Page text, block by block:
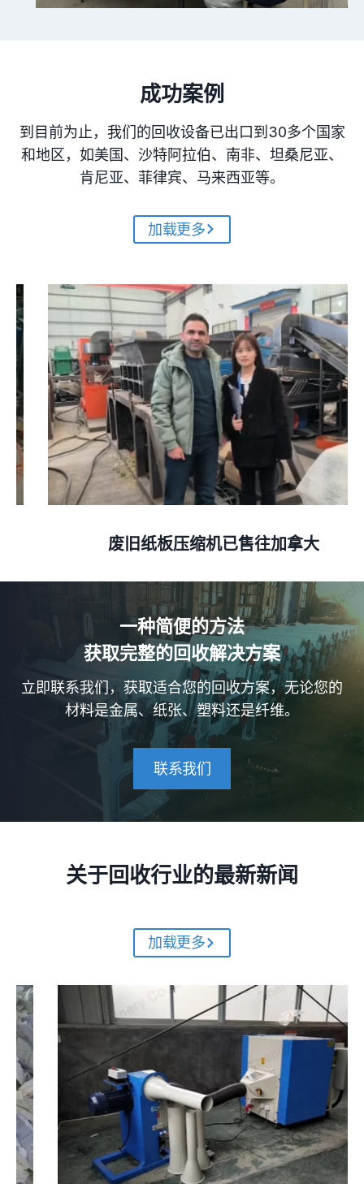
成功案例
到目前为止，我们的回收设备已出口到30多个国家
和地区，如美国、沙特阿拉伯、南非、坦桑尼亚、
肯尼亚、菲律宾、马来西亚等。
加载更多
废旧纸板压缩机已售往加拿大
一种简便的方法
获取完整的回收解决方案
立即联系我们，获取适合您的回收方案，无论您的
材料是金属、纸张、塑料还是纤维。
联系我们
关于回收行业的最新新闻
加载更多